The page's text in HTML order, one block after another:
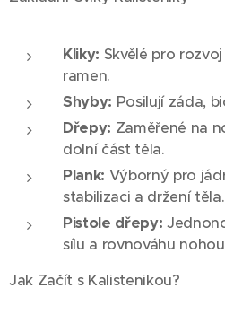
Kliky: Skvělé pro
ramen.
Shyby: Posilují záda,
Dřepy: Zaměřené na
dolní část těla.
Plank: Výborný pro
stabilizaci a držení těla.
Pistole dřepy:
sílu a rovnováhu
Jak Začít s Kalistenikou?